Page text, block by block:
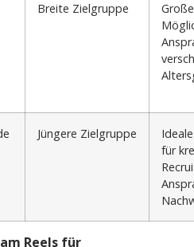
Breite Zielgruppe
Jüngere Zielgruppe
für
Reels für